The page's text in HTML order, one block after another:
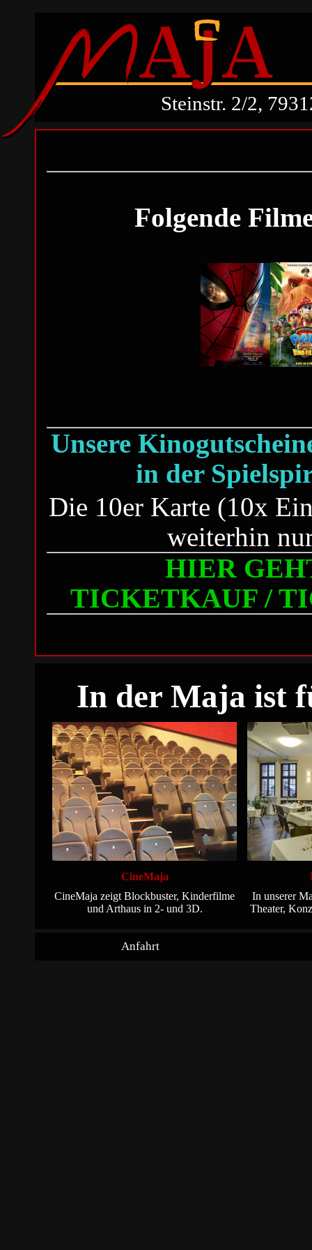
Steinstr. 2/2,
Folgende
Unsere
in der
Die 10er Karte (10x
weiterhin
HIER
TICKETKAUF /
In der Maja ist
CineMaja
CineMaja zeigt Blockbuster, Kinderfilme
und Arthaus in 2- und 3D.
In unserer
Theater,
Anfahrt